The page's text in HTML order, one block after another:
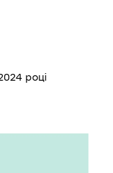
році